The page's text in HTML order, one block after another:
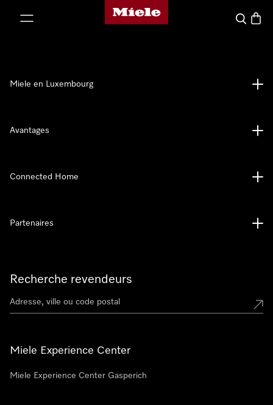
Page d'accueil de Miele
Panier
Recherche revendeurs
Miele Experience Center
Miele Experience Center Gasperich
Miele en Luxembourg
Avantages
Connected Home
Partenaires